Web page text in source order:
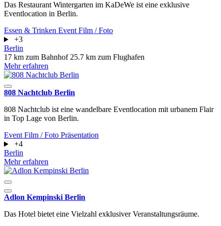
Das Restaurant Wintergarten im KaDeWe ist eine exklusive
Eventlocation in Berlin.
Essen & Trinken Event Film / Foto
+3
Berlin
17 km zum Bahnhof 25.7 km zum Flughafen
Mehr erfahren
808 Nachtclub Berlin
808 Nachtclub ist eine wandelbare Eventlocation mit urbanem Flair
in Top Lage von Berlin.
Event Film / Foto Präsentation
+4
Berlin
Mehr erfahren
Adlon Kempinski Berlin
Das Hotel bietet eine Vielzahl exklusiver Veranstaltungsräume.